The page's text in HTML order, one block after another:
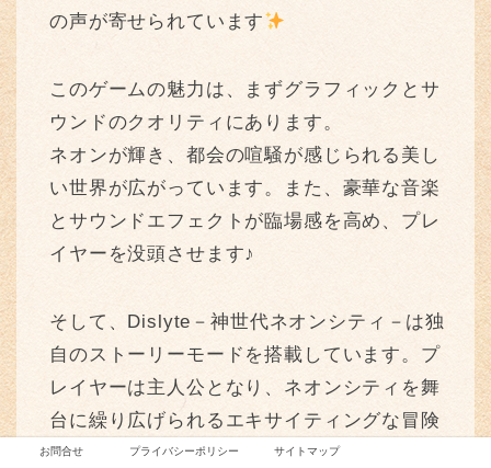
の声が寄せられています
このゲームの魅力は、まずグラフィックとサ
ウンドのクオリティにあります。
ネオンが輝き、都会の喧騒が感じられる美し
い世界が広がっています。また、豪華な音楽
とサウンドエフェクトが臨場感を高め、プレ
イヤーを没頭させます♪
そして、Dislyte－神世代ネオンシティ－は独
自のストーリーモードを搭載しています。プ
レイヤーは主人公となり、ネオンシティを舞
台に繰り広げられるエキサイティングな冒険
に身を投じます。選択肢によって物語が変化
お問合せ プライバシーポリシー サイトマップ